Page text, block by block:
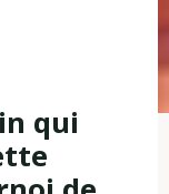
qui